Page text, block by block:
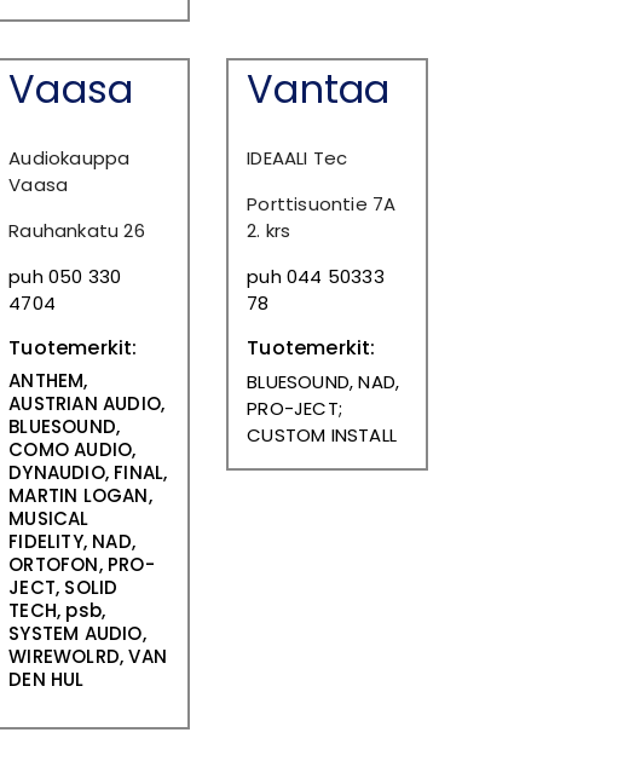
Vaasa
Audiokauppa
Vaasa
Rauhankatu 26
puh 050 330
4704
Tuotemerkit:
ANTHEM,
AUSTRIAN AUDIO,
BLUESOUND,
COMO AUDIO,
DYNAUDIO, FINAL,
MARTIN LOGAN,
MUSICAL
FIDELITY, NAD,
ORTOFON, PRO-
JECT, SOLID
TECH, psb,
SYSTEM AUDIO,
WIREWOLRD, VAN
DEN HUL
Vantaa
IDEAALI Tec
Porttisuontie 7A
2. krs
puh 044 50333
78
Tuotemerkit:
BLUESOUND, NAD,
PRO-JECT;
CUSTOM INSTALL